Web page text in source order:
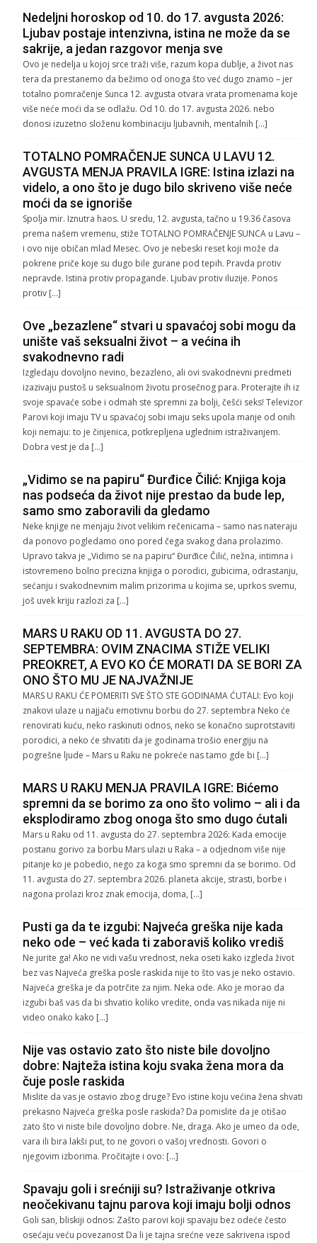
Nedeljni horoskop od 10. do 17. avgusta 2026:
Ljubav postaje intenzivna, istina ne može da se
sakrije, a jedan razgovor menja sve
Ovo je nedelja u kojoj srce traži više, razum kopa dublje, a život nas
tera da prestanemo da bežimo od onoga što već dugo znamo – jer
totalno pomračenje Sunca 12. avgusta otvara vrata promenama koje
više neće moći da se odlažu. Od 10. do 17. avgusta 2026. nebo
donosi izuzetno složenu kombinaciju ljubavnih, mentalnih […]
TOTALNO POMRAČENJE SUNCA U LAVU 12.
AVGUSTA MENJA PRAVILA IGRE: Istina izlazi na
videlo, a ono što je dugo bilo skriveno više neće
moći da se ignoriše
Spolja mir. Iznutra haos. U sredu, 12. avgusta, tačno u 19.36 časova
prema našem vremenu, stiže TOTALNO POMRAČENJE SUNCA u Lavu –
i ovo nije običan mlad Mesec. Ovo je nebeski reset koji može da
pokrene priče koje su dugo bile gurane pod tepih. Pravda protiv
nepravde. Istina protiv propagande. Ljubav protiv iluzije. Ponos
protiv […]
Ove „bezazlene“ stvari u spavaćoj sobi mogu da
unište vaš seksualni život – a većina ih
svakodnevno radi
Izgledaju dovoljno nevino, bezazleno, ali ovi svakodnevni predmeti
izazivaju pustoš u seksualnom životu prosečnog para. Proterajte ih iz
svoje spavaće sobe i odmah ste spremni za bolji, češći seks! Televizor
Parovi koji imaju TV u spavaćoj sobi imaju seks upola manje od onih
koji nemaju: to je činjenica, potkrepljena uglednim istraživanjem.
Dobra vest je da […]
„Vidimo se na papiru“ Đurđice Čilić: Knjiga koja
nas podseća da život nije prestao da bude lep,
samo smo zaboravili da gledamo
Neke knjige ne menjaju život velikim rečenicama – samo nas nateraju
da ponovo pogledamo ono pored čega svakog dana prolazimo.
Upravo takva je „Vidimo se na papiru“ Đurđice Čilić, nežna, intimna i
istovremeno bolno precizna knjiga o porodici, gubicima, odrastanju,
sećanju i svakodnevnim malim prizorima u kojima se, uprkos svemu,
još uvek kriju razlozi za […]
MARS U RAKU OD 11. AVGUSTA DO 27.
SEPTEMBRA: OVIM ZNACIMA STIŽE VELIKI
PREOKRET, A EVO KO ĆE MORATI DA SE BORI ZA
ONO ŠTO MU JE NAJVAŽNIJE
MARS U RAKU ĆE POMERITI SVE ŠTO STE GODINAMA ĆUTALI: Evo koji
znakovi ulaze u najjaču emotivnu borbu do 27. septembra Neko će
renovirati kuću, neko raskinuti odnos, neko se konačno suprotstaviti
porodici, a neko će shvatiti da je godinama trošio energiju na
pogrešne ljude – Mars u Raku ne pokreće nas tamo gde bi […]
MARS U RAKU MENJA PRAVILA IGRE: Bićemo
spremni da se borimo za ono što volimo – ali i da
eksplodiramo zbog onoga što smo dugo ćutali
Mars u Raku od 11. avgusta do 27. septembra 2026: Kada emocije
postanu gorivo za borbu Mars ulazi u Raka – a odjednom više nije
pitanje ko je pobedio, nego za koga smo spremni da se borimo. Od
11. avgusta do 27. septembra 2026. planeta akcije, strasti, borbe i
nagona prolazi kroz znak emocija, doma, […]
Pusti ga da te izgubi: Najveća greška nije kada
neko ode – već kada ti zaboraviš koliko vrediš
Ne jurite ga! Ako ne vidi vašu vrednost, neka oseti kako izgleda život
bez vas Najveća greška posle raskida nije to što vas je neko ostavio.
Najveća greška je da potrčite za njim. Neka ode. Ako je morao da
izgubi baš vas da bi shvatio koliko vredite, onda vas nikada nije ni
video onako kako […]
Nije vas ostavio zato što niste bile dovoljno
dobre: Najteža istina koju svaka žena mora da
čuje posle raskida
Mislite da vas je ostavio zbog druge? Evo istine koju većina žena shvati
prekasno Najveća greška posle raskida? Da pomislite da je otišao
zato što vi niste bile dovoljno dobre. Ne, draga. Ako je umeo da ode,
vara ili bira lakši put, to ne govori o vašoj vrednosti. Govori o
njegovim izborima. Pročitajte i ovo: […]
Spavaju goli i srećniji su? Istraživanje otkriva
neočekivanu tajnu parova koji imaju bolji odnos
Goli san, bliskiji odnos: Zašto parovi koji spavaju bez odeće često
osećaju veću povezanost Da li je tajna srećne veze sakrivena ispod